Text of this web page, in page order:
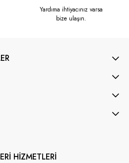
Yardıma ihtiyacınız varsa
bize ulaşın.
HİZMETLERİ